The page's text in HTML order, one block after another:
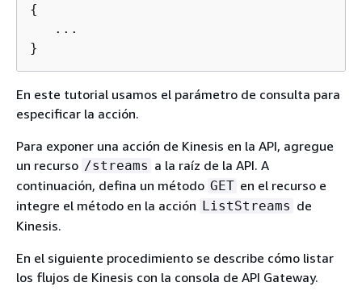
{
   ...
}
En este tutorial usamos el parámetro de consulta para
especificar la acción.
Para exponer una acción de Kinesis en la API, agregue
un recurso /streams a la raíz de la API. A
continuación, defina un método GET en el recurso e
integre el método en la acción ListStreams de
Kinesis.
En el siguiente procedimiento se describe cómo listar
los flujos de Kinesis con la consola de API Gateway.